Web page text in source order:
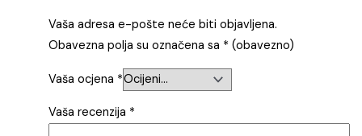
Vaša adresa e-pošte neće biti objavljena.
Obavezna polja su označena sa * (obavezno)
Vaša ocjena *
Vaša recenzija *